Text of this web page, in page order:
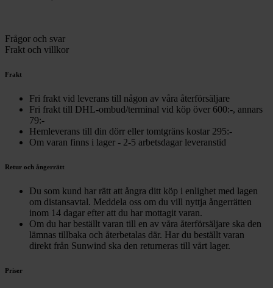
Frågor och svar
Frakt och villkor
Frakt
Fri frakt vid leverans till någon av våra återförsäljare
Fri frakt till DHL-ombud/terminal vid köp över 600:-, annars
79:-
Hemleverans till din dörr eller tomtgräns kostar 295:-
Om varan finns i lager - 2-5 arbetsdagar leveranstid
Retur och ångerrätt
Du som kund har rätt att ångra ditt köp i enlighet med lagen
om distansavtal. Meddela oss om du vill nyttja ångerrätten
inom 14 dagar efter att du har mottagit varan.
Om du har beställt varan till en av våra återförsäljare ska den
lämnas tillbaka och återbetalas där. Har du beställt varan
direkt från Sunwind ska den returneras till vårt lager.
Priser